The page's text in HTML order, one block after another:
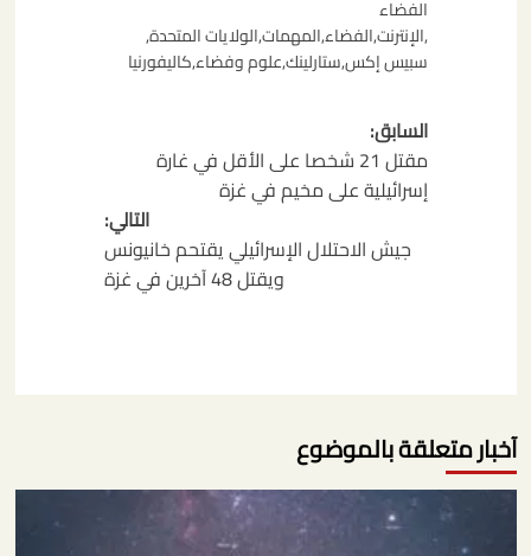
الفضاء
,الإنترنت,الفضاء,المهمات,الولايات المتحدة,
سبيس إكس,ستارلينك,علوم وفضاء,كاليفورنيا
تصفّح
المقالات
السابق:
مقتل 21 شخصا على الأقل في غارة
إسرائيلية على مخيم في غزة
التالي:
جيش الاحتلال الإسرائيلي يقتحم خانيونس
ويقتل 48 آخرين في غزة
آخبار متعلقة بالموضوع